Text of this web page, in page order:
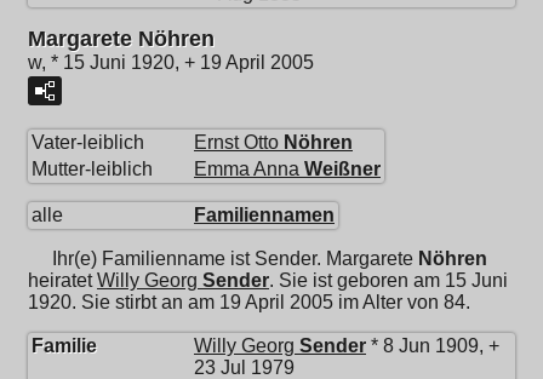
Margarete Nöhren
w, * 15 Juni 1920, + 19 April 2005
Vater-leiblich Ernst Otto Nöhren
Mutter-leiblich
Emma Anna Weißner
alle Familiennamen
Ihr(e) Familienname ist Sender. Margarete Nöhren
heiratetWilly Georg Sender. Sie ist geboren am 15 Juni
1920. Sie stirbt an am 19 April 2005 im Alter von 84.
Familie Willy Georg Sender * 8 Jun 1909, +
23 Jul 1979